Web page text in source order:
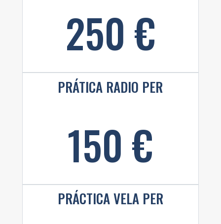
250 €
PRÁTICA RADIO PER
150 €
PRÁCTICA VELA PER